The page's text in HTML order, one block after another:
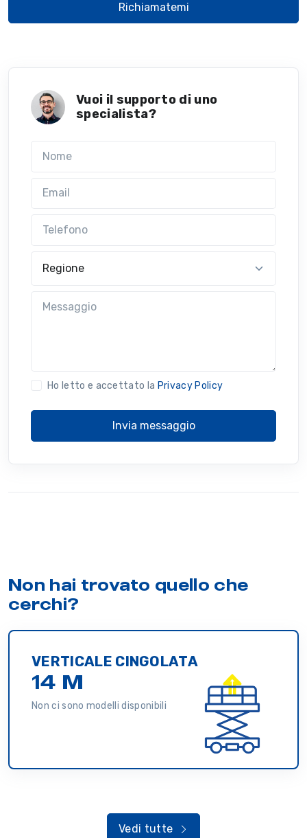
Richiamatemi
Vuoi il supporto di uno
specialista?
Ho letto e accettato la Privacy Policy
Invia messaggio
Non hai trovato quello che
cerchi?
VERTICALE CINGOLATA
14 M
Non ci sono modelli disponibili
Vedi tutte